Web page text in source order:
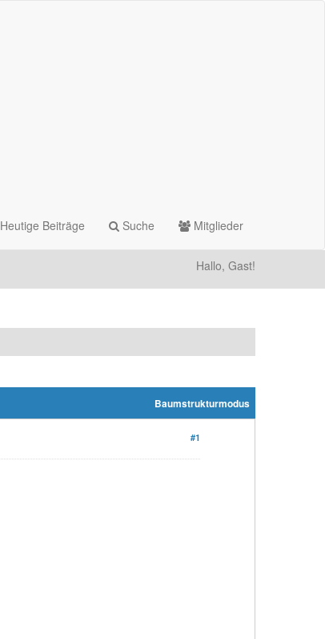
Heutige Beiträge Suche Mitglieder
Hallo, Gast!
Baumstrukturmodus
#1